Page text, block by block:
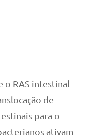
o RAS intestinal
de
para o
ativam